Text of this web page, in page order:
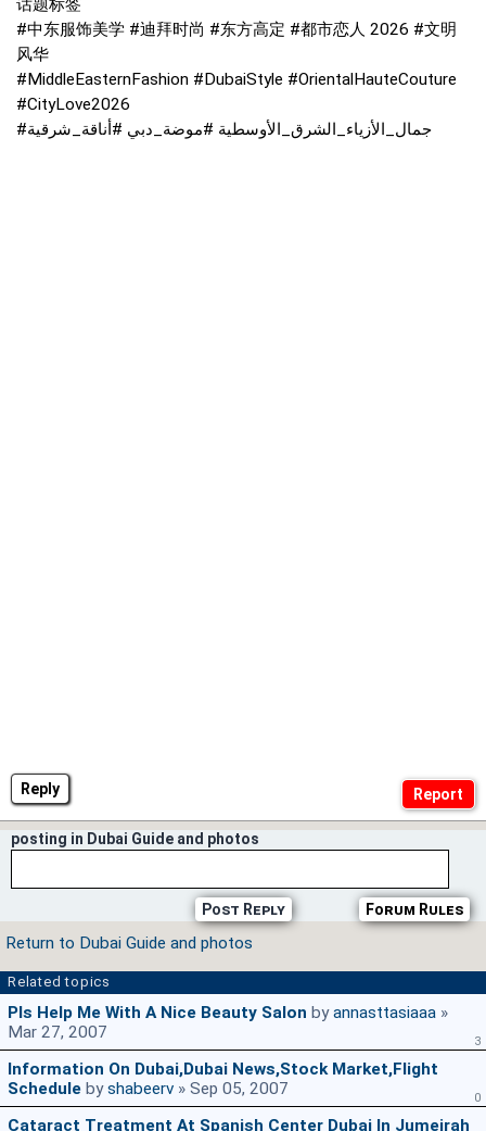
Reply
话题标签
#中东服饰美学 #迪拜时尚 #东方高定 #都市恋人 2026 #文明
风华
#MiddleEasternFashion #DubaiStyle #OrientalHauteCouture
#CityLove2026
#جمال_الأزياء_الشرق_الأوسطية #موضة_دبي #أناقة_شرقية
posting in Dubai Guide and photos
Forum Rules
Post Reply
Return to Dubai Guide and photos
Related topics
Pls Help Me With A Nice Beauty Salon byannasttasiaaa »
Mar 27, 2007
3
Information On Dubai,Dubai News,Stock Market,Flight
Schedule byshabeerv » Sep 05, 2007 0
Cataract Treatment At Spanish Center Dubai In Jumeirah